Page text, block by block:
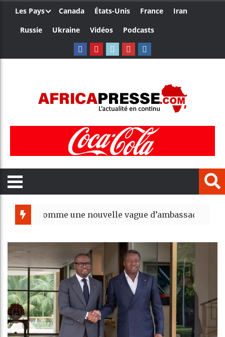
Les Pays Canada États-Unis France
Iran
Russie
Ukraine Vidéos Podcasts
une nouvelle vague d’ambassadeurs pour
: Nimba Mining franchit un cap avec la signature de
électorale en Côte d’Ivoire : Ouattara acte la fin de
Patrice Talon élu président du tout premier Sénat